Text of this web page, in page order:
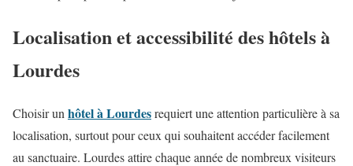
Localisation et accessibilité des hôtels à
Lourdes
Choisir un hôtel à Lourdesrequiert une attention particulière à sa
localisation, surtout pour ceux qui souhaitent accéder facilement
au sanctuaire. Lourdes attire chaque année de nombreux visiteurs